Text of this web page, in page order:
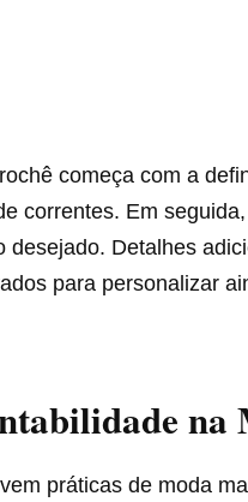
começa com a
correntes. Em
Detalhes
para personalizar
na
práticas de moda